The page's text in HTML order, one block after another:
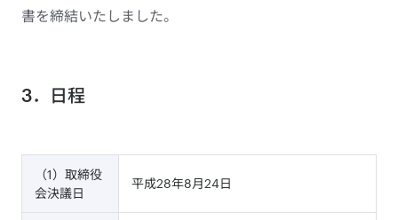
書を締結いたしました。
3．日程
（1）取締役
会決議日
平成28年8月24日